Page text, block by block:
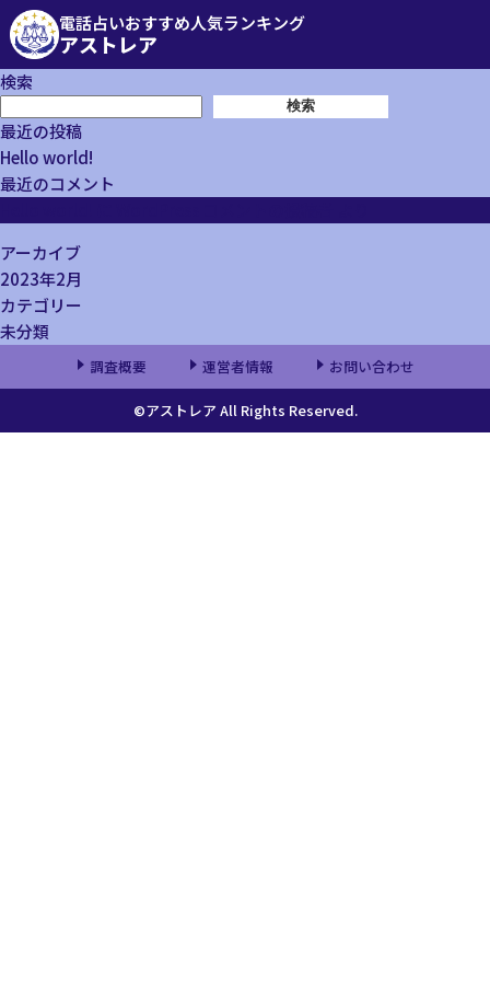
電話占いおすすめ人気ランキング
アストレア
検索
検索
最近の投稿
Hello world!
最近のコメント
アーカイブ
2023年2月
カテゴリー
未分類
調査概要 運営者情報 お問い合わせ
©アストレア All Rights Reserved.